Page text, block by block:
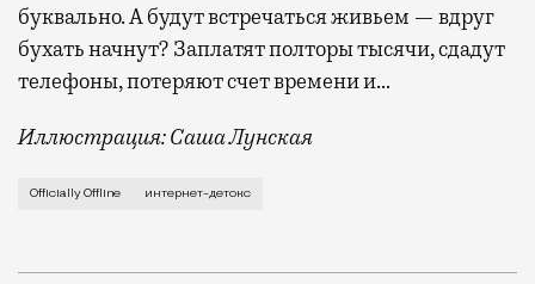
буквально. А будут встречаться живьем — вдруг
бухать начнут? Заплатят полторы тысячи, сдадут
телефоны, потеряют счет времени и…
Иллюстрация: Саша Лунская
Когда только начались проблемы с мобильным и
Officially Offline интернет-детокс